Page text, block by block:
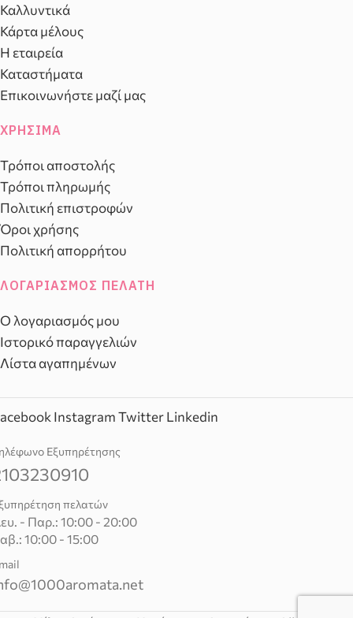
Καλλυντικά
Κάρτα μέλους
Η εταιρεία
Καταστήματα
Επικοινωνήστε μαζί μας
ΧΡΉΣΙΜΑ
Τρόποι αποστολής
Τρόποι πληρωμής
Πολιτική επιστροφών
Όροι χρήσης
Πολιτική απορρήτου
ΛΟΓΑΡΙΑΣΜΌΣ ΠΕΛΆΤΗ
Ο λογαριασμός μου
Ιστορικό παραγγελιών
Λίστα αγαπημένων
InstagramTwitterLinkedin
Εξυπηρέτησης
πελατών
- Παρ.: 10:00 - 20:00
10:00 - 15:00